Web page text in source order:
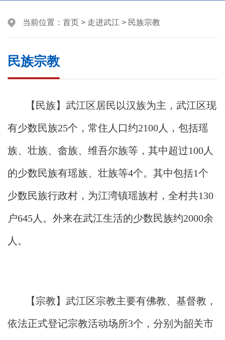
当前位置： 首页 > 走进武江 > 民族宗教
民族宗教
【民族】武江区居民以汉族为主，武江区现
有少数民族25个，常住人口约2100人，包括瑶
族、壮族、畲族、维吾尔族等，其中超过100人
的少数民族有瑶族、壮族等4个。其中包括1个
少数民族行政村，为江湾镇瑶族村，全村共130
户645人。外来在武江生活的少数民族约2000余
人。
【宗教】武江区宗教主要有佛教、基督教，
依法正式登记宗教活动场所3个，分别为韶关市